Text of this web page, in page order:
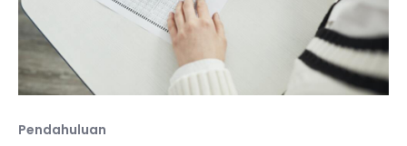
Pendahuluan